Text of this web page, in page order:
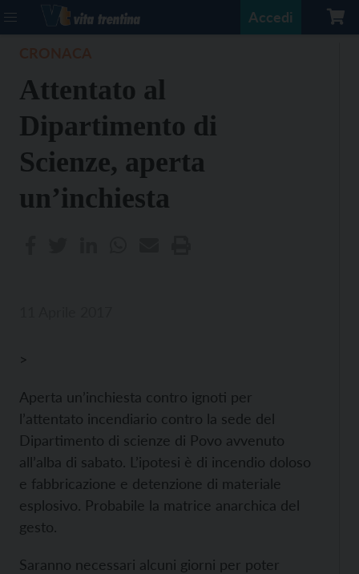
Accedi
Attentato al
Dipartimento di
Scienze, aperta
un’inchiesta
>
Aperta un’inchiesta contro ignoti per
l’attentato incendiario contro la sede del
Dipartimento di scienze di Povo avvenuto
all’alba di sabato. L’ipotesi è di incendio doloso
e fabbricazione e detenzione di materiale
esplosivo. Probabile la matrice anarchica del
gesto.
Saranno necessari alcuni giorni per poter